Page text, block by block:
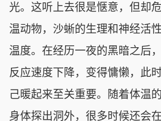
光。这听上去很是惬意，但却
温动物，沙蜥的生理和神经活
温度。在经历一夜的黑暗之后
反应速度下降，变得慵懒，此
己暖起来至关重要。随着体温
身体探出洞外，很多时候还会